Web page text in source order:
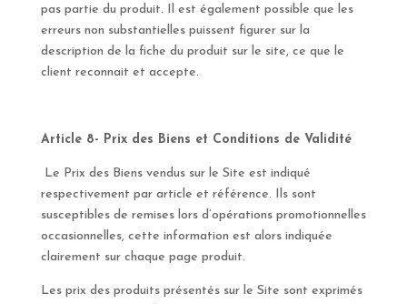
pas partie du produit. Il est également possible que les
erreurs non substantielles puissent figurer sur la
description de la fiche du produit sur le site, ce que le
client reconnait et accepte.
Article 8- Prix des Biens et Conditions de Validité
Le Prix des Biens vendus sur le Site est indiqué
respectivement par article et référence. Ils sont
susceptibles de remises lors d’opérations promotionnelles
occasionnelles, cette information est alors indiquée
clairement sur chaque page produit.
Les prix des produits présentés sur le Site sont exprimés